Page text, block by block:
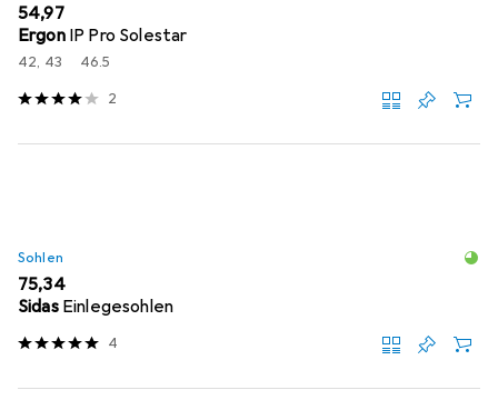
EUR
54,97
Ergon IP Pro Solestar
42, 43 46.5
2
Sohlen
EUR
75,34
Sidas Einlegesohlen
4